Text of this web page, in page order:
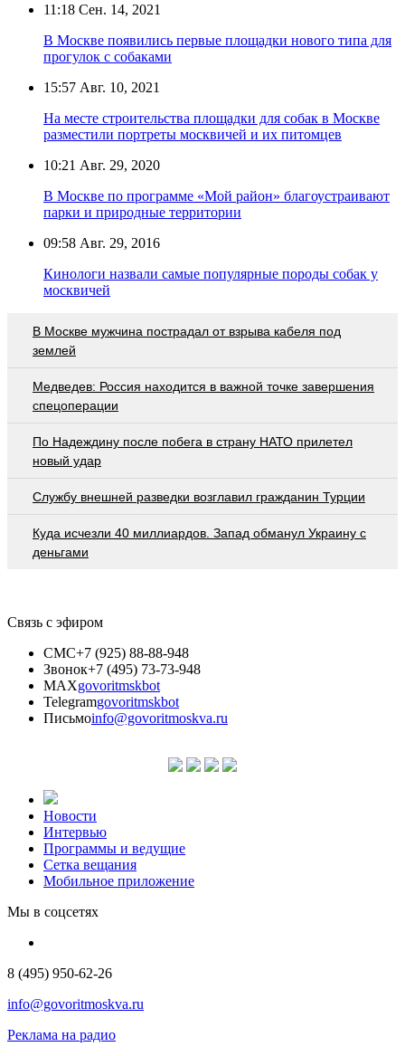
11:18 Сен. 14, 2021
В Москве появились первые площадки нового типа для
прогулок с собаками
15:57 Авг. 10, 2021
На месте строительства площадки для собак в Москве
разместили портреты москвичей и их питомцев
10:21 Авг. 29, 2020
В Москве по программе «Мой район» благоустраивают
парки и природные территории
09:58 Авг. 29, 2016
Кинологи назвали самые популярные породы собак у
москвичей
В Москве мужчина пострадал от взрыва кабеля под
землей
Медведев: Россия находится в важной точке завершения
спецоперации
По Надеждину после побега в страну НАТО прилетел
новый удар
Службу внешней разведки возглавил гражданин Турции
Куда исчезли 40 миллиардов. Запад обманул Украину с
деньгами
Связь с эфиром
СМС+7 (925) 88-88-948
Звонок+7 (495) 73-73-948
MAXgovoritmskbot
Telegramgovoritmskbot
Письмоinfo@govoritmoskva.ru
Новости
Интервью
Программы и ведущие
Сетка вещания
Мобильное приложение
Мы в соцсетях
8 (495) 950-62-26
info@govoritmoskva.ru
Реклама на радио